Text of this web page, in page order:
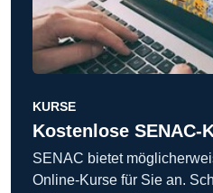
KURSE
Kostenlose SENAC-
SENAC bietet
Online-Kurse für Sie an.